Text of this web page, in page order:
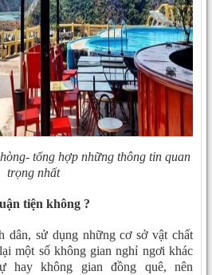
tổng hợp những thông tin quan
trọng nhất
tiện không ?
dân, sử dụng những cơ sở vật chất
một số không gian nghỉ ngơi khác
hay không gian đồng quê, nên